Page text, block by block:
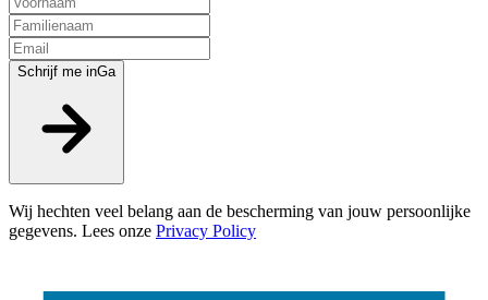
Schrijf me inGa
Wij hechten veel belang aan de bescherming van jouw persoonlijke
gegevens. Lees onze Privacy Policy